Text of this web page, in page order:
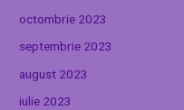
octombrie 2023
septembrie 2023
august 2023
iulie 2023